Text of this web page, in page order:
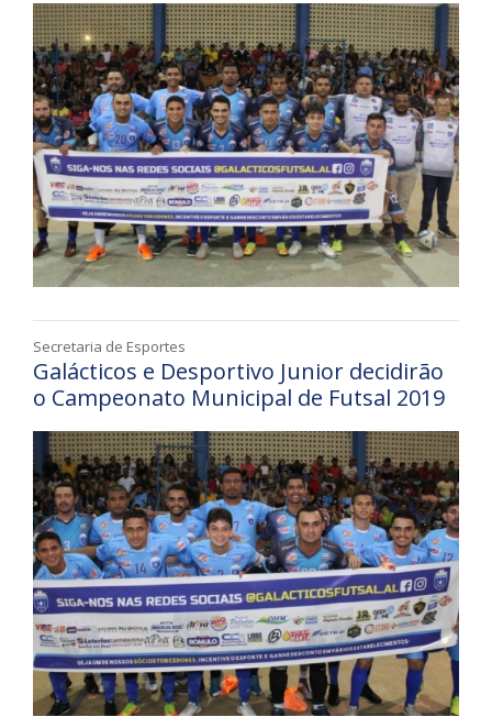
Secretaria de Esportes
Galácticos e Desportivo Junior decidirão
o Campeonato Municipal de Futsal 2019